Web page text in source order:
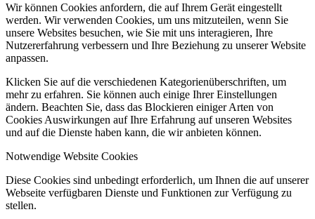
Wir können Cookies anfordern, die auf Ihrem Gerät eingestellt
werden. Wir verwenden Cookies, um uns mitzuteilen, wenn Sie
unsere Websites besuchen, wie Sie mit uns interagieren, Ihre
Nutzererfahrung verbessern und Ihre Beziehung zu unserer Website
anpassen.
Klicken Sie auf die verschiedenen Kategorienüberschriften, um
mehr zu erfahren. Sie können auch einige Ihrer Einstellungen
ändern. Beachten Sie, dass das Blockieren einiger Arten von
Cookies Auswirkungen auf Ihre Erfahrung auf unseren Websites
und auf die Dienste haben kann, die wir anbieten können.
Notwendige Website Cookies
Diese Cookies sind unbedingt erforderlich, um Ihnen die auf unserer
Webseite verfügbaren Dienste und Funktionen zur Verfügung zu
stellen.